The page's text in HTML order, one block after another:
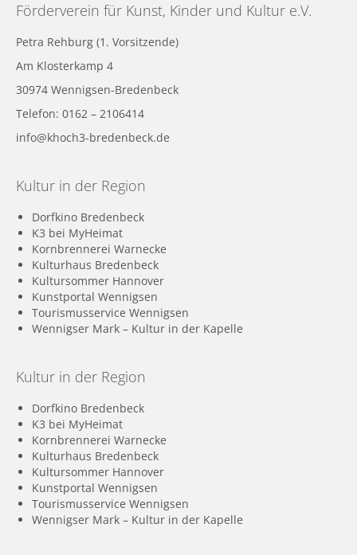
Förderverein für Kunst, Kinder und Kultur e.V.
Petra Rehburg (1. Vorsitzende)
Am Klosterkamp 4
30974 Wennigsen-Bredenbeck
Telefon: 0162 – 2106414
info@khoch3-bredenbeck.de
Kultur in der Region
Dorfkino Bredenbeck
K3 bei MyHeimat
Kornbrennerei Warnecke
Kulturhaus Bredenbeck
Kultursommer Hannover
Kunstportal Wennigsen
Tourismusservice Wennigsen
Wennigser Mark – Kultur in der Kapelle
Kultur in der Region
Dorfkino Bredenbeck
K3 bei MyHeimat
Kornbrennerei Warnecke
Kulturhaus Bredenbeck
Kultursommer Hannover
Kunstportal Wennigsen
Tourismusservice Wennigsen
Wennigser Mark – Kultur in der Kapelle